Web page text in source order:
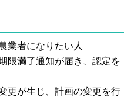
業者になりたい人
限満了通知が届き、認定を
更が生じ、計画の変更を行